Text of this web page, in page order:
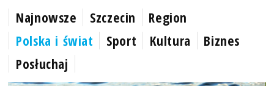
Najnowsze Szczecin
Region
Polska i świat
Sport Kultura
Biznes
Posłuchaj